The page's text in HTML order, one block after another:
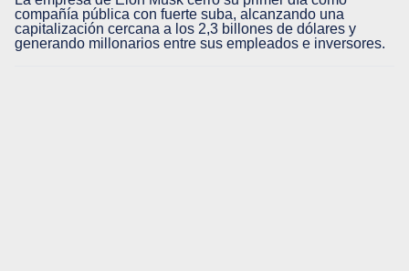
compañía pública con fuerte suba, alcanzando una
capitalización cercana a los 2,3 billones de dólares y
generando millonarios entre sus empleados e inversores.